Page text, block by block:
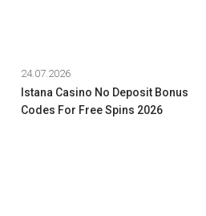
24.07.2026
Istana Casino No Deposit Bonus
Codes For Free Spins 2026